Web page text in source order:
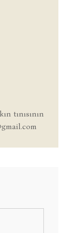
tınısının